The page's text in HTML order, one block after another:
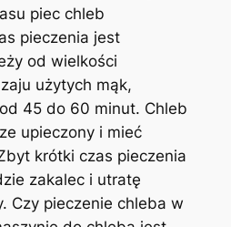
piec chleb
pieczenia jest
od wielkości
użytych mąk,
45 do 60 minut. Chleb
upieczony i mieć
krótki czas pieczenia
zakalec i utratę
Czy pieczenie chleba w